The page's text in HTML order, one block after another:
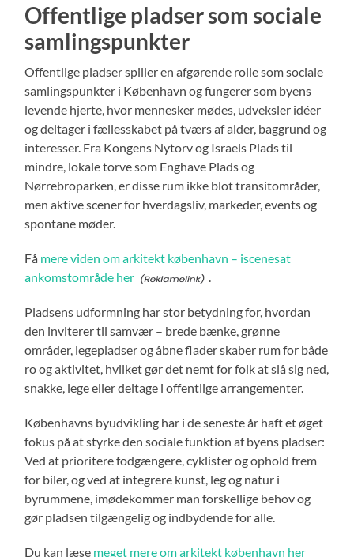
Offentlige pladser som sociale
samlingspunkter
Offentlige pladser spiller en afgørende rolle som sociale
samlingspunkter i København og fungerer som byens
levende hjerte, hvor mennesker mødes, udveksler idéer
og deltager i fællesskabet på tværs af alder, baggrund og
interesser. Fra Kongens Nytorv og Israels Plads til
mindre, lokale torve som Enghave Plads og
Nørrebroparken, er disse rum ikke blot transitområder,
men aktive scener for hverdagsliv, markeder, events og
spontane møder.
Få mere viden om arkitekt københavn – iscenesat
ankomstområde her
Pladsens udformning har stor betydning for, hvordan
den inviterer til samvær – brede bænke, grønne
områder, legepladser og åbne flader skaber rum for både
ro og aktivitet, hvilket gør det nemt for folk at slå sig ned,
snakke, lege eller deltage i offentlige arrangementer.
Københavns byudvikling har i de seneste år haft et øget
fokus på at styrke den sociale funktion af byens pladser:
Ved at prioritere fodgængere, cyklister og ophold frem
for biler, og ved at integrere kunst, leg og natur i
byrummene, imødekommer man forskellige behov og
gør pladsen tilgængelig og indbydende for alle.
Du kan læse meget mere om arkitekt københavn her